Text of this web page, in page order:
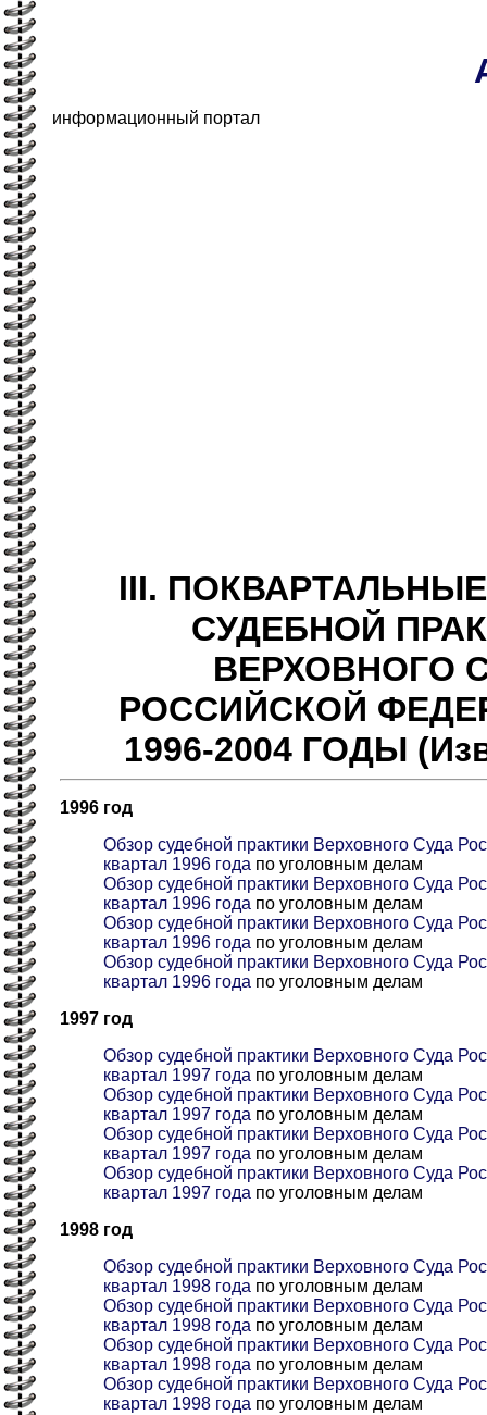
информационный портал
III.
СУДЕБНОЙ
ВЕРХОВНОГО
РОССИЙСКОЙ
1996-2004 ГОДЫ
1996 год
Обзор судебной практики Верховного Суда
квартал 1996 года по уголовным делам
Обзор судебной практики Верховного Суда
квартал 1996 года по уголовным делам
Обзор судебной практики Верховного Суда
квартал 1996 года по уголовным делам
Обзор судебной практики Верховного Суда
квартал 1996 года по уголовным делам
1997 год
Обзор судебной практики Верховного Суда
квартал 1997 года по уголовным делам
Обзор судебной практики Верховного Суда
квартал 1997 года по уголовным делам
Обзор судебной практики Верховного Суда
квартал 1997 года по уголовным делам
Обзор судебной практики Верховного Суда
квартал 1997 года по уголовным делам
1998 год
Обзор судебной практики Верховного Суда
квартал 1998 года по уголовным делам
Обзор судебной практики Верховного Суда
квартал 1998 года по уголовным делам
Обзор судебной практики Верховного Суда
квартал 1998 года по уголовным делам
Обзор судебной практики Верховного Суда
квартал 1998 года по уголовным делам